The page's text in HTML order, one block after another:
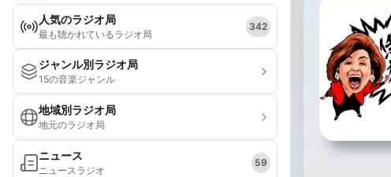
人気のラジオ局
最も聴かれているラジオ局
342
ジャンル別ラジオ局
15の音楽ジャンル
地域別ラジオ局
地元のラジオ局
ニュース
ニュースラジオ
59